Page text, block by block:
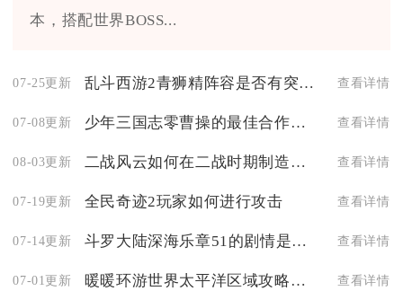
本，搭配世界BOSS...
07-25更新 乱斗西游2青狮精阵容是否有突出的技能 查看详情
07-08更新 少年三国志零曹操的最佳合作阵容是什么 查看详情
08-03更新 二战风云如何在二战时期制造出高性能的虎式坦克 查看详情
07-19更新 全民奇迹2玩家如何进行攻击 查看详情
07-14更新 斗罗大陆深海乐章51的剧情是什么 查看详情
07-01更新 暖暖环游世界太平洋区域攻略怎样写 查看详情